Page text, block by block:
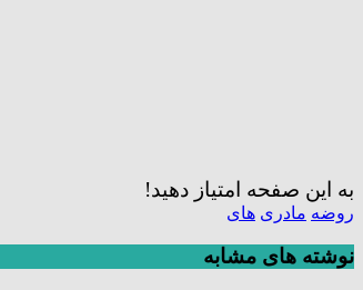
به این صفحه امتیاز دهید!
روضه مادری های
نوشته های مشابه